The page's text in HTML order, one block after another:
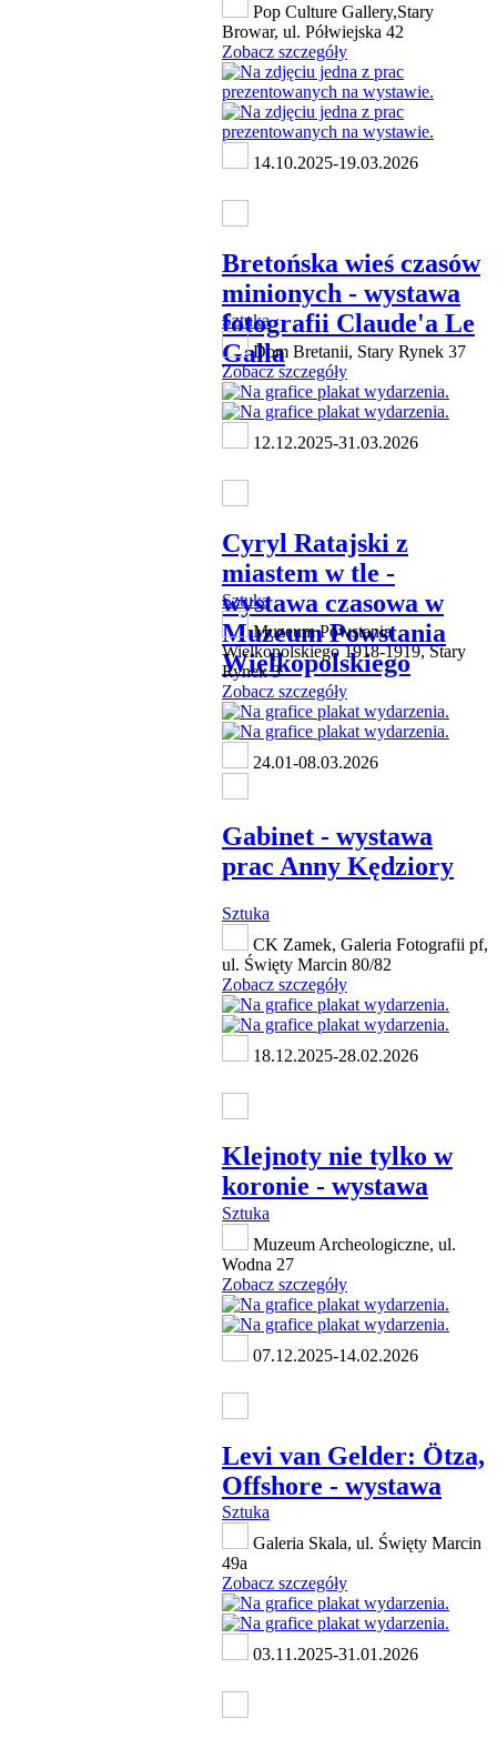
Pop Culture Gallery,Stary
Browar, ul. Półwiejska 42
Zobacz szczegóły
14.10.2025-19.03.2026
Bretońska wieś czasów
minionych - wystawa
fotografii Claude'a Le
Galla
Sztuka
Dom Bretanii, Stary Rynek 37
Zobacz szczegóły
12.12.2025-31.03.2026
Cyryl Ratajski z
miastem w tle -
wystawa czasowa w
Muzeum Powstania
Wielkopolskiego
Sztuka
Muzeum Powstania
Wielkopolskiego 1918-1919, Stary
Rynek 3
Zobacz szczegóły
24.01-08.03.2026
Gabinet - wystawa
prac Anny Kędziory
Sztuka
CK Zamek, Galeria Fotografii pf,
ul. Święty Marcin 80/82
Zobacz szczegóły
18.12.2025-28.02.2026
Klejnoty nie tylko w
koronie - wystawa
Sztuka
Muzeum Archeologiczne, ul.
Wodna 27
Zobacz szczegóły
07.12.2025-14.02.2026
Levi van Gelder: Ötza,
Offshore - wystawa
Sztuka
Galeria Skala, ul. Święty Marcin
49a
Zobacz szczegóły
03.11.2025-31.01.2026